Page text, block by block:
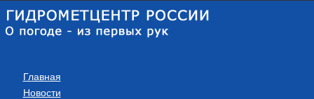
Главная
Новости